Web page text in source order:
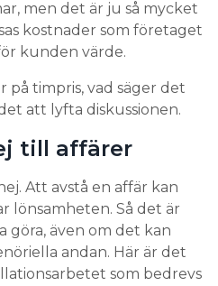
men det är ju så mycket
kostnader som företaget
kunden värde.
på timpris, vad säger det
att lyfta diskussionen.
till affärer
Att avstå en affär kan
lönsamheten. Så det är
göra, även om det kan
andan. Här är det
som bedrevs